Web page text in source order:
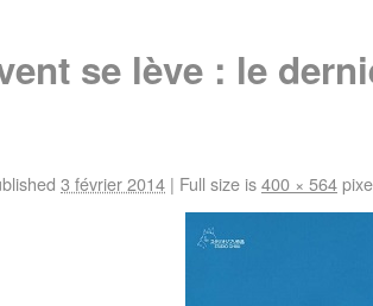
se lève : le
3 février 2014 | Full size is400 × 564